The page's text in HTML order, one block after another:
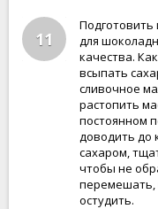
11
для
качества.
всыпать
сливочное
растопить
постоянном
доводить до
сахаром,
чтобы не
перемешать,
остудить.